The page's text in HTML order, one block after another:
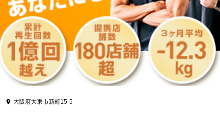
大阪府大東市新町15-5